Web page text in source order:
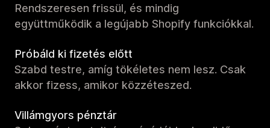
Rendszeresen frissül, és mindig
együttműködik a legújabb Shopify funkciókkal.
Próbáld ki fizetés előtt
Szabd testre, amíg tökéletes nem lesz. Csak
akkor fizess, amikor közzéteszed.
Villámgyors pénztár